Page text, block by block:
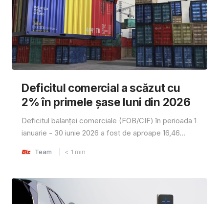
Deficitul comercial a scăzut cu
2% în primele șase luni din 2026
Deficitul balanței comerciale (FOB/CIF) în perioada 1
ianuarie - 30 iunie 2026 a fost de aproape 16,46...
Team < 1 min